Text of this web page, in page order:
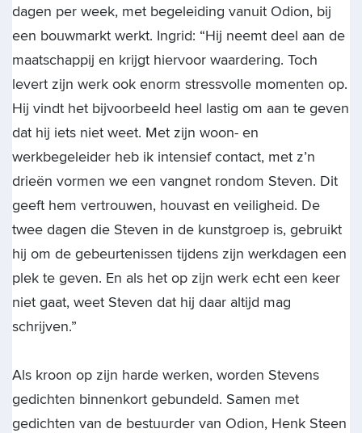
dagen per week, met begeleiding vanuit Odion, bij
een bouwmarkt werkt. Ingrid: “Hij neemt deel aan de
maatschappij en krijgt hiervoor waardering. Toch
levert zijn werk ook enorm stressvolle momenten op.
Hij vindt het bijvoorbeeld heel lastig om aan te geven
dat hij iets niet weet. Met zijn woon- en
werkbegeleider heb ik intensief contact, met z’n
drieën vormen we een vangnet rondom Steven. Dit
geeft hem vertrouwen, houvast en veiligheid. De
twee dagen die Steven in de kunstgroep is, gebruikt
hij om de gebeurtenissen tijdens zijn werkdagen een
plek te geven. En als het op zijn werk echt een keer
niet gaat, weet Steven dat hij daar altijd mag
schrijven.”
Als kroon op zijn harde werken, worden Stevens
gedichten binnenkort gebundeld. Samen met
gedichten van de bestuurder van Odion, Henk Steen